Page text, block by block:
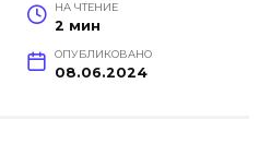
НА ЧТЕНИЕ
2 мин
ОПУБЛИКОВАНО
08.06.2024